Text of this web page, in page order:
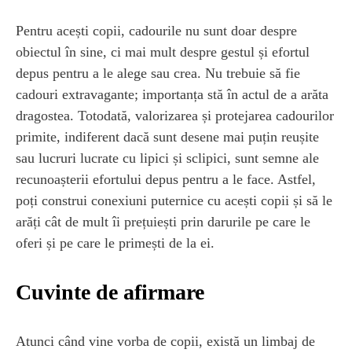
Pentru acești copii, cadourile nu sunt doar despre
obiectul în sine, ci mai mult despre gestul și efortul
depus pentru a le alege sau crea. Nu trebuie să fie
cadouri extravagante; importanța stă în actul de a arăta
dragostea. Totodată, valorizarea și protejarea cadourilor
primite, indiferent dacă sunt desene mai puțin reușite
sau lucruri lucrate cu lipici și sclipici, sunt semne ale
recunoașterii efortului depus pentru a le face. Astfel,
poți construi conexiuni puternice cu acești copii și să le
arăți cât de mult îi prețuiești prin darurile pe care le
oferi și pe care le primești de la ei.
Cuvinte de afirmare
Atunci când vine vorba de copii, există un limbaj de